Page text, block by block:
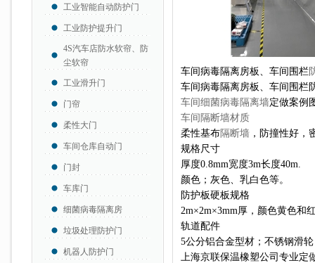
工业智能自动防护门
工业防护提升门
4S汽车店防水软帘、防
尘软帘
工业滑升门
门帘
柔性大门
车间仓库自动门
门封
车库门
细菌病毒隔离房
垃圾处理防护门
机器人防护门
车间病毒隔离房板、车间围栏
车间病毒隔离房板、车间围栏
车间细菌病毒隔离墙定做案例
车间隔断墙材质
柔性基布隔断墙 ，防撞性好
规格尺寸
厚度0.8mm宽度3m长度40m.
颜色；灰色、乳白色等。
防护板硬板规格
2m×2m×3mm厚，颜色黄色和
轨道配件
5公分铝合金型材；不锈钢滑
上海京联保温橡塑公司专业定